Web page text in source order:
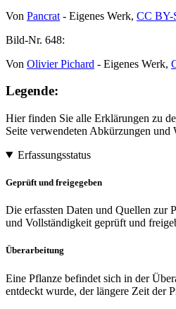
Von Pancrat - Eigenes Werk, CC BY-
Bild-Nr. 648:
Von Olivier Pichard - Eigenes Werk,
Legende:
Hier finden Sie alle Erklärungen zu
Seite verwendeten Abkürzungen und
Erfassungsstatus
Geprüft und freigegeben
Die erfassten Daten und Quellen zur
und Vollständigkeit geprüft und
Überarbeitung
Eine Pflanze befindet sich in der
entdeckt wurde, der längere Zeit der